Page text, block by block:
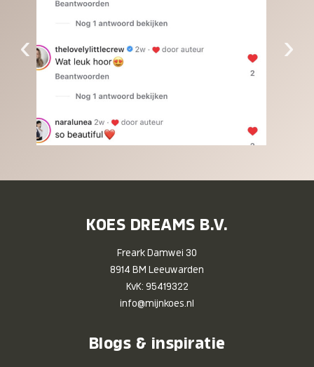
‹ ›
KOES DREAMS B.V.
Freark Damwei 30
8914 BM Leeuwarden
KvK: 95419322
info@mijnkoes.nl
Blogs & inspiratie